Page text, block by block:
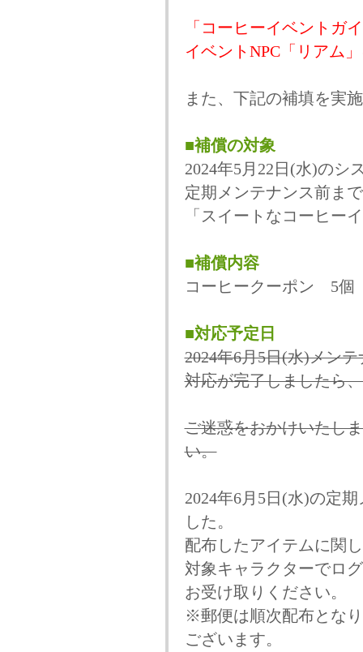
「コーヒーイベントガ
イベントNPC「リアム
また、下記の補填を実
■補償の対象
2024年5月22日(水)のシ
定期メンテナンス前ま
「スイートなコーヒー
■補償内容
コーヒークーポン 5個
■対応予定日
2024年6月5日(水)メン
対応が完了しましたら
ご迷惑をおかけいたし
い。
2024年6月5日(水)の定
した。
配布したアイテムに関
対象キャラクターでロ
お受け取りください。
※郵便は順次配布とな
ございます。